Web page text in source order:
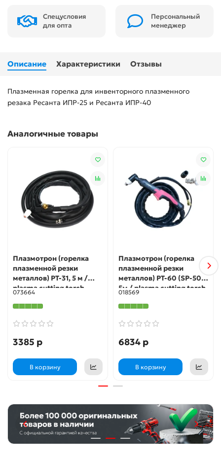
Спецусловия
для опта
Персональный
менеджер
Описание Характеристики Отзывы
Плазменная горелка для инвенторного плазменного
резака Ресанта ИПР-25 и Ресанта ИПР-40
Аналогичные товары
Плазмотрон (горелка
плазменной резки
металлов) PT-31, 5 м /
plasma cutting torch
073664
3385 р
В корзину
Плазмотрон (горелка
плазменной резки
металлов) PT-60 (SP-50),
5м / plasma cutting torch
018569
6834 р
В корзину